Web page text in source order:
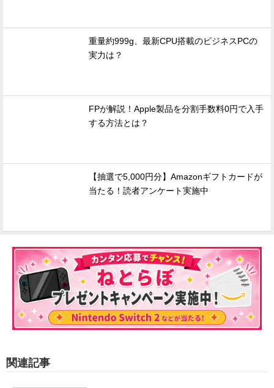
重量約999g、最新CPU搭載のビジネスPCの
実力は？
FPが解説！Apple製品を分割手数料0円で入手
する方法とは？
【抽選で5,000円分】Amazonギフトカードが
当たる！読者アンケート実施中
関連記事